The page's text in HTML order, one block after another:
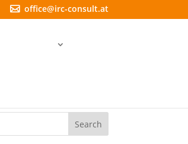
office@irc-consult.at
Search